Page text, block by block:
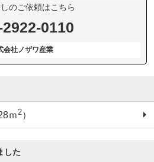
のご依頼はこちら
2922-0110
会社ノザワ産業
ｍ2）
した